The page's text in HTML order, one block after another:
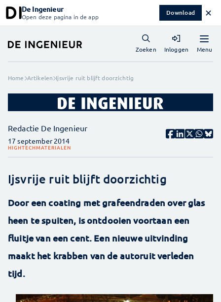
De Ingenieur
Open deze pagina in de app Download ✕
Menu
Zoeken Inloggen
Home Artikelen Ijsvrije ruit blijft doorzichtig
Redactie De Ingenieur
17 september 2014
HIGHTECHMATERIALEN
Ijsvrije ruit blijft doorzichtig
Door een coating met grafeendraden over glas
heen te spuiten, is ontdooien voortaan een
fluitje van een cent. Een nieuwe uitvinding
maakt het krabben van de autoruit verleden
tijd.